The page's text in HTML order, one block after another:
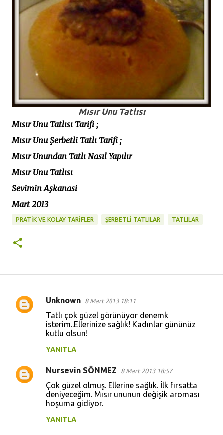
Mısır Unu Tatlısı
Mısır Unu Tatlısı Tarifi ;
Mısır Unu Şerbetli Tatlı Tarifi ;
Mısır Unundan Tatlı Nasıl Yapılır
Mısır Unu Tatlısı
Sevimin Aşkanasi
Mart 2013
PRATİK VE KOLAY TARİFLER ŞERBETLİ TATLILAR TATLILAR
Y
l
Unknown 8 Mart 2013 18:11
Tatlı çok güzel görünüyor denemk
isterim..Ellerinize sağlık! Kadınlar gününüz
kutlu olsun!
YANITLA
Nursevin SÖNMEZ 8 Mart 2013 18:57
Çok güzel olmuş. Ellerine sağlık. İlk fırsatta
deniyeceğim. Mısır ununun değişik aroması
hoşuma gidiyor.
YANITLA